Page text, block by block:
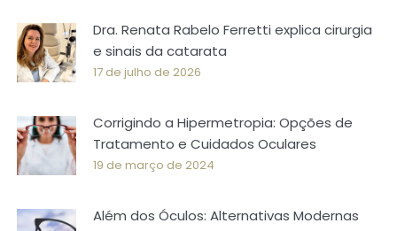
Dra. Renata Rabelo Ferretti explica cirurgia
e sinais da catarata
17 de julho de 2026
Corrigindo a Hipermetropia: Opções de
Tratamento e Cuidados Oculares
19 de março de 2024
Além dos Óculos: Alternativas Modernas